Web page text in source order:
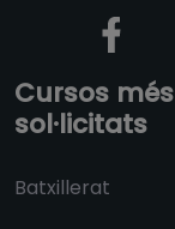
Cursos més
sol·licitats
Batxillerat